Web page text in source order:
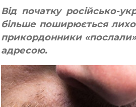
Від початку російсько-
більше поширюється
прикордонники
адресою.